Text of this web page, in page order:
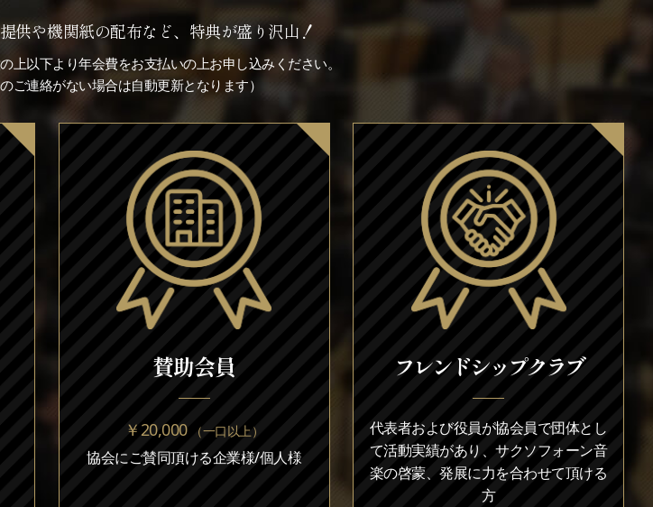
供や機関紙の配布など、特典が盛り沢山！
上以下より年会費をお支払いの上お申し込みください。
ご連絡がない場合は自動更新となります）
賛助会員
￥20,000（一口以上）
協会にご賛同頂ける企業様/個人様
フレンドシップクラブ
代表者および役員が協会員で団体とし
て活動実績があり、サクソフォーン音
楽の啓蒙、発展に力を合わせて頂ける
方